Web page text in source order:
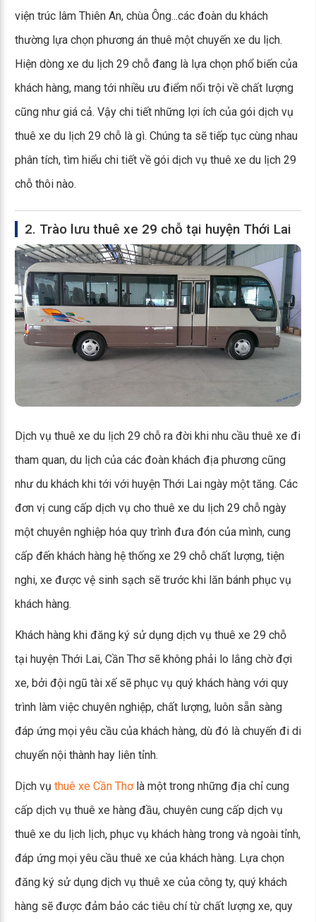
viện trúc lâm Thiên An, chùa Ông...các đoàn du khách
thường lựa chọn phương án thuê một chuyến xe du lịch.
Hiện dòng xe du lịch 29 chỗ đang là lựa chọn phổ biến của
khách hàng, mang tới nhiều ưu điểm nổi trội về chất lượng
cũng như giá cả. Vậy chi tiết những lợi ích của gói dịch vụ
thuê xe du lịch 29 chỗ là gì. Chúng ta sẽ tiếp tục cùng nhau
phân tích, tìm hiểu chi tiết về gói dịch vụ thuê xe du lịch 29
chỗ thôi nào.
2. Trào lưu thuê xe 29 chỗ tại huyện Thới Lai
Dịch vụ thuê xe du lịch 29 chỗ ra đời khi nhu cầu thuê xe đi
tham quan, du lịch của các đoàn khách địa phương cũng
như du khách khi tới với huyện Thới Lai ngày một tăng. Các
đơn vị cung cấp dịch vụ cho thuê xe du lịch 29 chỗ ngày
một chuyên nghiệp hóa quy trình đưa đón của mình, cung
cấp đến khách hàng hệ thống xe 29 chỗ chất lượng, tiện
nghi, xe được vệ sinh sạch sẽ trước khi lăn bánh phục vụ
khách hàng.
Khách hàng khi đăng ký sử dụng dịch vụ thuê xe 29 chỗ
tại huyện Thới Lai, Cần Thơ sẽ không phải lo lắng chờ đợi
xe, bởi đội ngũ tài xế sẽ phục vụ quý khách hàng với quy
trình làm việc chuyên nghiệp, chất lượng, luôn sẵn sàng
đáp ứng mọi yêu cầu của khách hàng, dù đó là chuyến đi di
chuyển nội thành hay liên tỉnh.
Dịch vụ thuê xe Cần Thơlà một trong những địa chỉ cung
cấp dịch vụ thuê xe hàng đầu, chuyên cung cấp dịch vụ
thuê xe du lịch lịch, phục vụ khách hàng trong và ngoài tỉnh,
đáp ứng mọi yêu cầu thuê xe của khách hàng. Lựa chọn
đăng ký sử dụng dịch vụ thuê xe của công ty, quý khách
hàng sẽ được đảm bảo các tiêu chí từ chất lượng xe, quy